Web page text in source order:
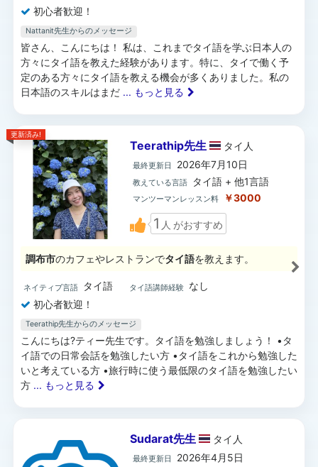
初心者歓迎！
Nattanit先生からのメッセージ
皆さん、こんにちは！ 私は、これまでタイ語を学ぶ日本人の
方々にタイ語を教えた経験があります。特に、タイで働く予
定のある方々にタイ語を教える機会が多くありました。私の
日本語のスキルはまだ ... もっと見る
更新済み!
Teerathip先生 タイ 人
最終更新日 2026年7月10日
教えている言語 タイ語 + 他1言語
マンツーマンレッスン料 ￥3000
1 人 がおすすめ
調布市のカフェやレストランでタイ語を教えます。
ネイティブ言語 タイ語 タイ語講師経験
なし
初心者歓迎！
Teerathip先生からのメッセージ
こんにちは?ティー先生です。タイ語を勉強しましょう！ •タ
イ語での日常会話を勉強したい方 •タイ語をこれから勉強した
いと考えている方 •旅行時に使う最低限のタイ語を勉強したい
方 ... もっと見る
Sudarat先生 タイ 人
最終更新日 2026年4月5日